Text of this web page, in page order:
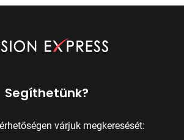
Segíthetünk?
várjuk megkeresését: